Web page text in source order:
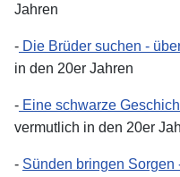
Jahren
- Die Brüder suchen -
in den 20er Jahren
- Eine schwarze
vermutlich in den 20er
- Sünden bringen Sorgen